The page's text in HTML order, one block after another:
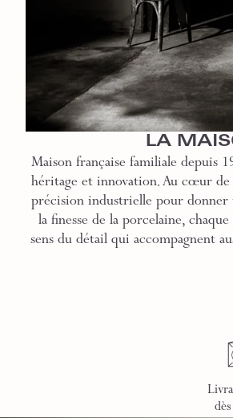
LA
Maison française familiale depuis
héritage et innovation. Au cœur de
précision industrielle pour donner
la finesse de la porcelaine,
sens du détail qui accompagnent